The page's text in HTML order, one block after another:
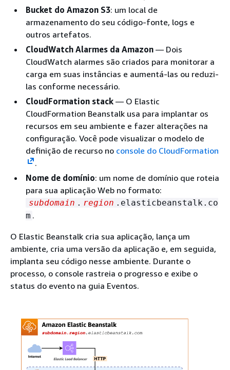
Bucket do Amazon S3: um local de
armazenamento do seu código-fonte, logs e
outros artefatos.
CloudWatch Alarmes da Amazon — Dois
CloudWatch alarmes são criados para monitorar a
carga em suas instâncias e aumentá-las ou reduzi-
las conforme necessário.
CloudFormation stack — O Elastic
CloudFormation Beanstalk usa para implantar os
recursos em seu ambiente e fazer alterações na
configuração. Você pode visualizar o modelo de
definição de recurso no console do CloudFormation
.
Nome de domínio: um nome de domínio que roteia
para sua aplicação Web no formato:
subdomain . region .elasticbeanstalk.co
m .
O Elastic Beanstalk cria sua aplicação, lança um
ambiente, cria uma versão da aplicação e, em seguida,
implanta seu código nesse ambiente. Durante o
processo, o console rastreia o progresso e exibe o
status do evento na guia Eventos.